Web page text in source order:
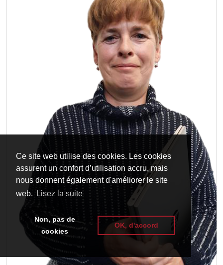
Ce site web utilise des cookies. Les cookies
assurent un confort d’utilisation accru, mais
nous donnent également d'améliorer le site
web.
Lisez la suite
Non, pas de
cookies
OK, d'accord